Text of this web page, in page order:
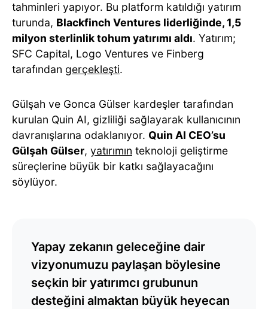
tahminleri yapıyor. Bu platform katıldığı yatırım
turunda, Blackfinch Ventures liderliğinde, 1,5
milyon sterlinlik tohum yatırımı aldı. Yatırım;
SFC Capital, Logo Ventures ve Finberg
tarafından gerçekleşti.
Gülşah ve Gonca Gülser kardeşler tarafından
kurulan Quin AI, gizliliği sağlayarak kullanıcının
davranışlarına odaklanıyor. Quin AI CEO’su
Gülşah Gülser, yatırımın teknoloji geliştirme
süreçlerine büyük bir katkı sağlayacağını
söylüyor.
Yapay zekanın geleceğine dair
vizyonumuzu paylaşan böylesine
seçkin bir yatırımcı grubunun
desteğini almaktan büyük heyecan